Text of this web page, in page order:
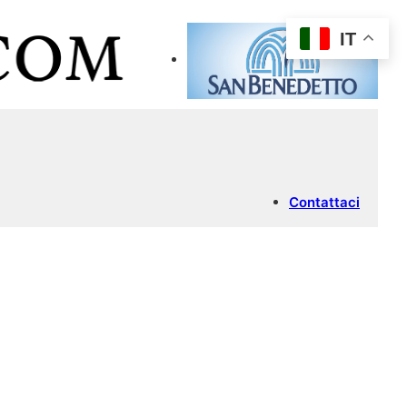
Contattaci
IT